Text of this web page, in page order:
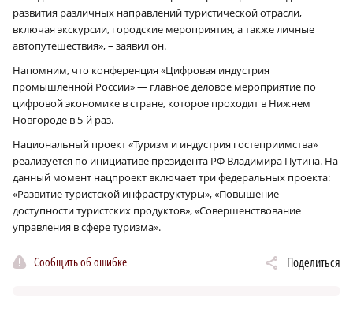
развития различных направлений туристической отрасли,
включая экскурсии, городские мероприятия, а также личные
автопутешествия», – заявил он.
Напомним, что конференция «Цифровая индустрия
промышленной России» — главное деловое мероприятие по
цифровой экономике в стране, которое проходит в Нижнем
Новгороде в 5‑й раз.
Национальный проект «Туризм и индустрия гостеприимства»
реализуется по инициативе президента РФ Владимира Путина. На
данный момент нацпроект включает три федеральных проекта:
«Развитие туристской инфраструктуры», «Повышение
доступности туристских продуктов», «Совершенствование
управления в сфере туризма».
Сообщить об ошибке Поделиться